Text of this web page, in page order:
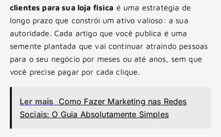
clientes para sua loja fisica é uma estratégia de
longo prazo que constrói um ativo valioso: a sua
autoridade. Cada artigo que você publica é uma
semente plantada que vai continuar atraindo pessoas
para o seu negócio por meses ou até anos, sem que
você precise pagar por cada clique.
Ler mais Como Fazer Marketing nas Redes
Sociais: O Guia Absolutamente Simples